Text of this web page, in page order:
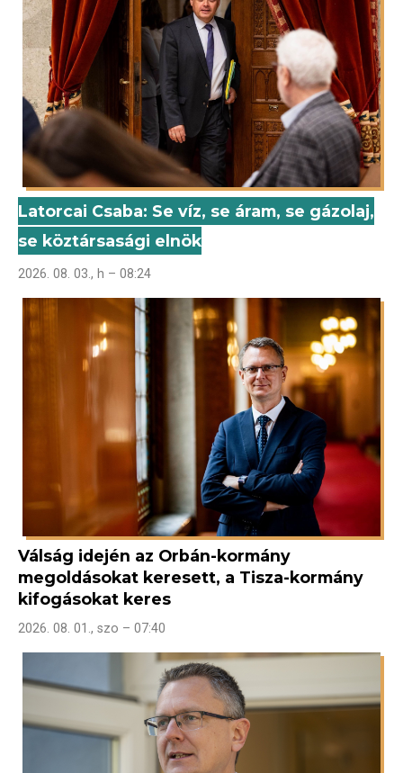
Latorcai Csaba: Se víz, se áram, se gázolaj,
se köztársasági elnök
2026. 08. 03., h – 08:24
Válság idején az Orbán-kormány
megoldásokat keresett, a Tisza-kormány
kifogásokat keres
2026. 08. 01., szo – 07:40